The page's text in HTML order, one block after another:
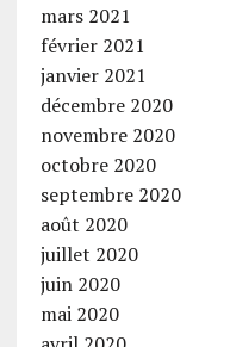
mars 2021
février 2021
janvier 2021
décembre 2020
novembre 2020
octobre 2020
septembre 2020
août 2020
juillet 2020
juin 2020
mai 2020